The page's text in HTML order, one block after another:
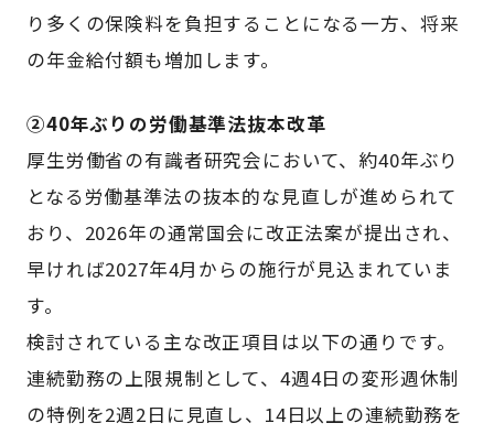
り多くの保険料を負担することになる一方、将来
の年金給付額も増加します。
②40年ぶりの労働基準法抜本改革
厚生労働省の有識者研究会において、約40年ぶり
となる労働基準法の抜本的な見直しが進められて
おり、2026年の通常国会に改正法案が提出され、
早ければ2027年4月からの施行が見込まれていま
す。
検討されている主な改正項目は以下の通りです。
連続勤務の上限規制として、4週4日の変形週休制
の特例を2週2日に見直し、14日以上の連続勤務を